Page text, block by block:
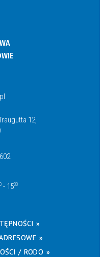
12,
- 1530
»
»
/ RODO »